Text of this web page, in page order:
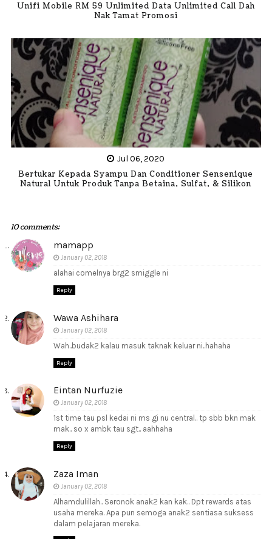
Unifi Mobile RM 59 Unlimited Data Unlimited Call Dah
Nak Tamat Promosi
Jul 06, 2020
Bertukar Kepada Syampu Dan Conditioner Sensenique
Natural Untuk Produk Tanpa Betaina, Sulfat, & Silikon
10 comments:
mamapp
January 02, 2018
alahai comelnya brg2 smiggle ni
Reply
Wawa Ashihara
January 02, 2018
Wah..budak2 kalau masuk taknak keluar ni..hahaha
Reply
Eintan Nurfuzie
January 02, 2018
1st time tau psl kedai ni ms gi nu central.. tp sbb bkn mak
mak.. so x ambk tau sgt.. aahhaha
Reply
Zaza Iman
January 02, 2018
Alhamdulillah.. Seronok anak2 kan kak.. Dpt rewards atas
usaha mereka. Apa pun semoga anak2 sentiasa suksess
dalam pelajaran mereka.